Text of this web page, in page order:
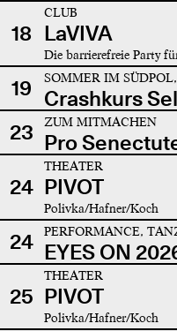
18
CLUB
LaVIVA
Die barrierefreie Party
19 SOMMER IM
Crashkurs
23
ZUM MITMACHEN
Pro
24
THEATER
PIVOT
Polivka/Hafner/Koch
24 PERFORMANCE,
EYES ON
25
THEATER
PIVOT
Polivka/Hafner/Koch